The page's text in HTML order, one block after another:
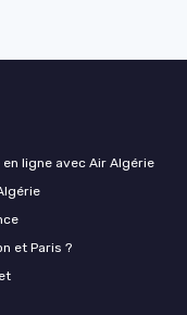
ligne avec Air Algérie
et Paris ?